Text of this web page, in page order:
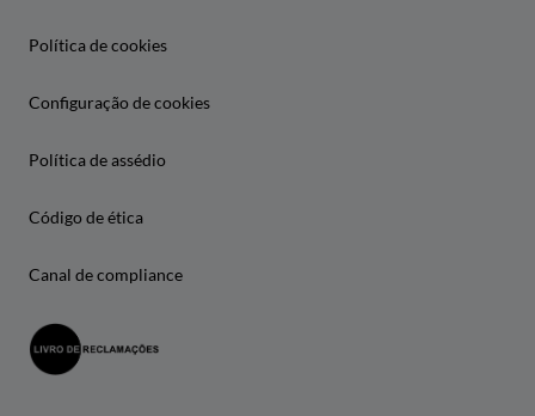
Política de cookies
Configuração de cookies
Política de assédio
Código de ética
Canal de compliance